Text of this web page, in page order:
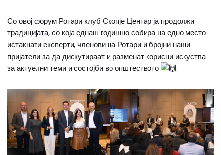
Со овој форум Ротари клуб Скопје Центар ја продолжи
традицијата, со која еднаш годишно собира на едно место
истакнати експерти, членови на Ротари и бројни наши
пријатели за да дискутираат и разменат корисни искуства
за актуелни теми и состојби во општеството
.